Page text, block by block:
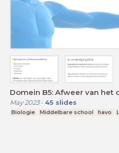
Domein B5: Afweer van het
May 2023- 45 slides
Biologie Middelbare school havo